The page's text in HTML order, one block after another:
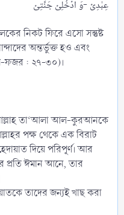
নিকট ফিরে এসো সন্তুষ্ট
অন্তর্ভুক্ত হও এবং
ফজর : ২৭-৩০)।
আল্লাহ তা‘আলা আল-কুরআনকে
পক্ষ থেকে এক বিরাট
দিয়ে পরিপূর্ণ। আর
প্রতি ঈমান আনে, তার
তাদের জন্যই খাছ করা